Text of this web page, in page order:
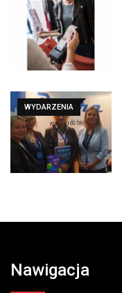
WYDARZENIA
Nawigacja